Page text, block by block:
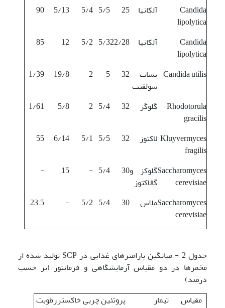
Candida
lipolytica
آلکانها 25
5/5
5/4
5/13
90
Candida
lipolytica
آلکانها 22/28
5/3
5/2
12
85
Candida utilis پساب
سولفیت
32
5
2
19/8
1/39
Rhodotorula
gracilis
گلوگز 32
5/4
2
5/8
1/61
Kluyvermyces
fragilis
لاکتوز 32
5/5
5/1
6/14
55
Saccharomyces
cerevisiae
گلوکز و
گالاکتوز
30
5/4
-
15
-
Saccharomyces
cerevisiae
ملاس 30
5/4
5/2
-
23.5
جدول 2 - میانگین پارامترهای غذایی در SCP تولید شده از
مخمرها در دو مقیاس آزمایشگاهی و فرمانتور (بر حسب
درصد)
مقیاس
تیمار پروتئینچربیخاکستررطوبت